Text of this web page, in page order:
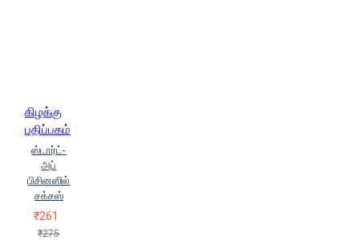
கிழக்கு
பதிப்பகம்
ஸ்டார்ட்-
அப்
பிசினஸில்
சக்சஸ்
₹261
₹275